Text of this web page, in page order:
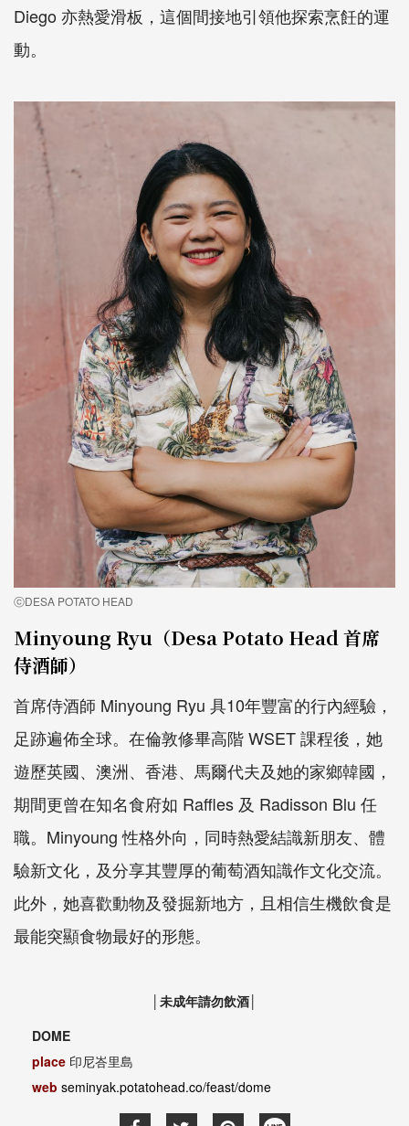
Diego 亦熱愛滑板，這個間接地引領他探索烹飪的運
動。
ⓒDESA POTATO HEAD
Minyoung Ryu（Desa Potato Head 首席
侍酒師）
首席侍酒師 Minyoung Ryu 具10年豐富的行內經驗，
足跡遍佈全球。在倫敦修畢高階 WSET 課程後，她
遊歷英國、澳洲、香港、馬爾代夫及她的家鄉韓國，
期間更曾在知名食府如 Raffles 及 Radisson Blu 任
職。Minyoung 性格外向，同時熱愛結識新朋友、體
驗新文化，及分享其豐厚的葡萄酒知識作文化交流。
此外，她喜歡動物及發掘新地方，且相信生機飲食是
最能突顯食物最好的形態。
│未成年請勿飲酒│
DOME
place 印尼峇里島
web seminyak.potatohead.co/feast/dome